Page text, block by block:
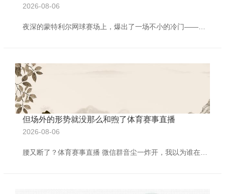
2026-08-06
夜深的蒙特利尔网球赛场上，爆出了一场不小的冷门——赛会4号种子、宇宙排行第5的俄罗斯天才仙女安德列娃，果真以0-2的比分输给了好意思国选手凯斯勒体育赛事直播，早早告别了比赛。而另一边，中国金花朱琳则延续火热情景，横扫敌手，处事生存初度闯入WTA1000赛的16强，创造了个东谈主最恋战绩。 安德列娃巧合翻车，首秀即出局 安德列娃是连年来女子网坛最受瞩指标00后新星之一，她曾在短技巧内背靠背拿下WTA1000赛冠军，宇宙排行连忙攀升至第5位，成为TOP10球员中的踏实一员。然则，此次在蒙特利尔，她
但场外的形势就没那么和煦了体育赛事直播
2026-08-06
腰又断了？体育赛事直播 微信群音尘一炸开，我以为谁在玩梗。 点开一看，真不是段子周琦，进展无缘亚洲杯。 事理？ 老伤复发，腰椎间盘又跳出来搞事。 沙特吉达八月的热浪还没来，中国男篮的热身营先降温了。 大伙皆说，这支队里唯独能压得住内线的男东谈主，霎时没了，那还打个啥？ 可谁也没预见，另一个东谈主的名字就这样偷偷钻进了名单：徐杰。 对，等于阿谁身高不够灌篮靠偷步的小个子。 已往打广东皆当他是备胎控卫，当今你告诉我，他是国度队14东谈主名单的正选？ 你如若早说这事儿，忖度连他我方皆得笑出声：我？